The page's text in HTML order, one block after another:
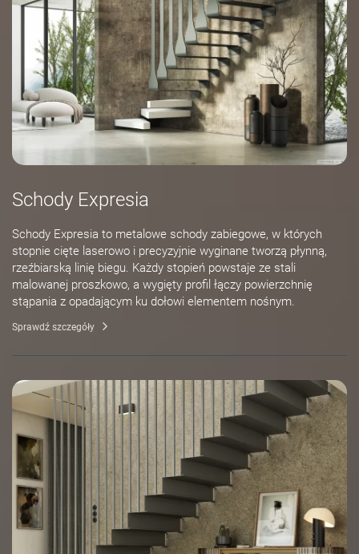
Schody Expresia
Schody Expresia to metalowe schody zabiegowe, w których
stopnie cięte laserowo i precyzyjnie wyginane tworzą płynną,
rzeźbiarską linię biegu. Każdy stopień powstaje ze stali
malowanej proszkowo, a wygięty profil łączy powierzchnię
stąpania z opadającym ku dołowi elementem nośnym.
Sprawdź szczegóły